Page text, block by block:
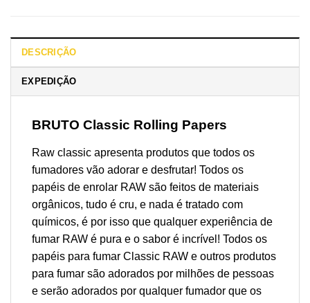
DESCRIÇÃO
EXPEDIÇÃO
BRUTO Classic Rolling Papers
Raw classic apresenta produtos que todos os
fumadores vão adorar e desfrutar! Todos os
papéis de enrolar RAW são feitos de materiais
orgânicos, tudo é cru, e nada é tratado com
químicos, é por isso que qualquer experiência de
fumar RAW é pura e o sabor é incrível! Todos os
papéis para fumar Classic RAW e outros produtos
para fumar são adorados por milhões de pessoas
e serão adorados por qualquer fumador que os